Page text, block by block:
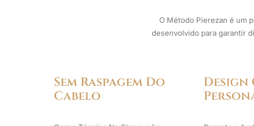
O Método Pierezan é um
desenvolvido para garantir
Sem Raspagem Do
Cabelo